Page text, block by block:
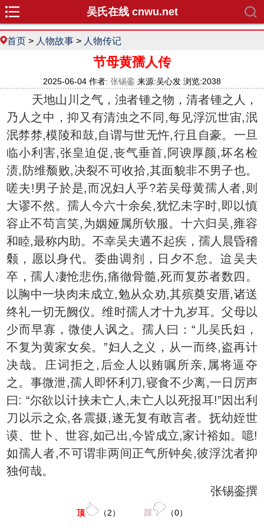
吴氏在线 cnwu.net
首页 > 人物故事 > 人物传记
节母黄孺人传
2025-06-04 作者: 张锡銮 来源:吴心发 浏览:2038
天地山川之气，浊者锺之物，清者锺之人，
乃人之中，抑又有清浊之不同,每见浮沉世宙,泯
泯棼棼,模陵和鼓,自谓与世无忤,行且自豪。一旦
临小利害,张皇迫促,丧气垂首,阿谀厚颜,坏名检
渍,防维颓败,决裂不可收拾,其面貌非不男子也。
嗟夫!男子於是,而况妇人乎?若吴母黄孺人者,则
大谬不然。孺人今六十余矣,犹忆未字时,即以慎
容止不苟言笑,为姻娅属所钦服。十六归吴,雍容
和睦,最称内助。不幸吴夫遘不起疾，孺人晨昏稽
颡，愿以身代。委曲调剂，日夕不怠。迨吴夫
卒，孺人凄怆悲伤,痛徹骨髓,死而复苏者数四。
以胸中一块肉未成立,勉从众劝,其殡奠安厝,诸送
终礼一切无阙仪。维时孺人才十九岁耳。父母以
少而早寡，微使人讽之。孺人曰：“儿吴氏妇，
不复为黄家女矣。”妇人之义，从一而终,盗再计
决哉。庄词拒之,后佥人以贿嘱所亲,属将逼夺
之。事微泄,孺人即怀利刀,寝食不少离,一日厉声
曰: “尔欲以计挟未亡人,未亡人以死报耳!”因出利
刀以示之众,各震摄,遂无复有敢言者。抚幼姪世
谟、世卜、世容,如己出,今皆成立,家计裕如。噫!
如孺人者,不可谓非两间正气所钟矣,彼浮沈者抑
独何哉。
张锡銮撰
顶 （2） 踩 （0）